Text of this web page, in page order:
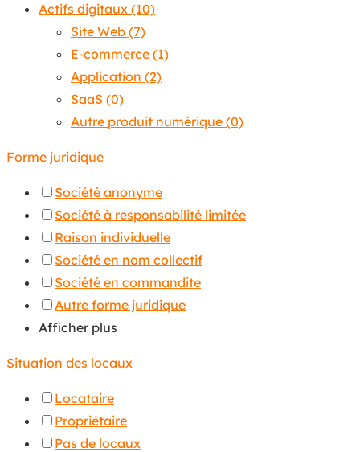
Actifs digitaux (10)
Site Web (7)
E-commerce (1)
Application (2)
SaaS (0)
Autre produit numérique (0)
Forme juridique
Société anonyme
Société à responsabilité limitée
Raison individuelle
Société en nom collectif
Société en commandite
Autre forme juridique
Afficher plus
Situation des locaux
Locataire
Propriétaire
Pas de locaux